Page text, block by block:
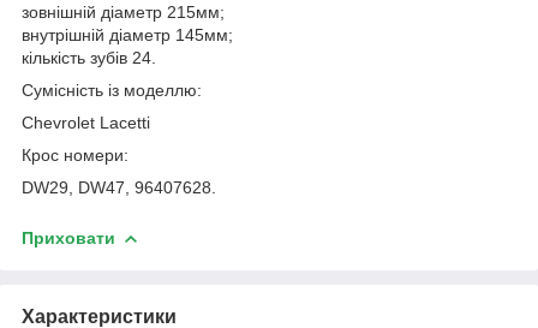
зовнішній діаметр 215мм;
внутрішній діаметр 145мм;
кількість зубів 24.
Сумісність із моделлю:
Chevrolet Lacetti
Крос номери:
DW29, DW47, 96407628.
Приховати
Характеристики